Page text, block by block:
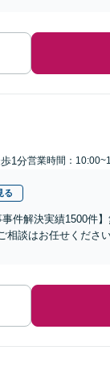
1分営業時間：
る
件解決実績1500件
相談はお任せくださ